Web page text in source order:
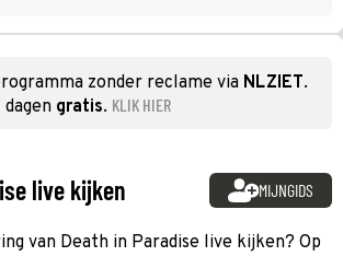
zonder reclame via NLZIET.
gratis. KLIK HIER
live kijken MIJNGIDS
van Death in Paradise live kijken? Op